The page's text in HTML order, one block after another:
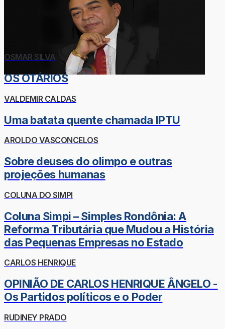
OSMAR SILVA
OS OTÁRIOS
VALDEMIR CALDAS
Uma batata quente chamada IPTU
AROLDO VASCONCELOS
Sobre deuses do olimpo e outras
projeções humanas
COLUNA DO SIMPI
Coluna Simpi – Simples Rondônia: A
Reforma Tributária que Mudou a História
das Pequenas Empresas no Estado
CARLOS HENRIQUE
OPINIÃO DE CARLOS HENRIQUE ÂNGELO -
Os Partidos políticos e o Poder
RUDINEY PRADO